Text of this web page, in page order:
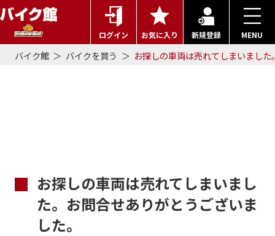
ログイン お気に入り 新規登録 MENU
バイク館 バイクを買う お探しの車両は売れてしまいまし
お探しの車両は売れてしまいまし
た。お問合せありがとうございま
した。